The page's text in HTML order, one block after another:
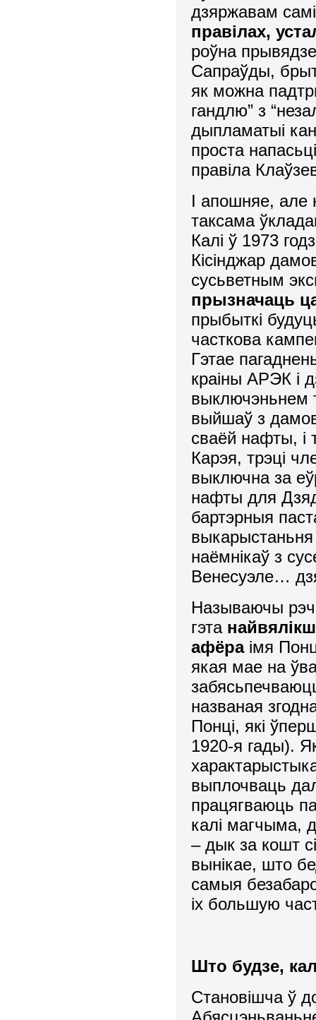
дзяржавам
правілах,
роўна
Сапраўды,
як можна
гандлю” з
дыпламатыі
проста
правіла
І апошняе,
таксама
Калі ў 1973
Кісінджар
сусьветным
прызначаць
прыбыткі
часткова
Гэтае
краіны АРЭК і
выключэньнем
выйшаў з
сваёй нафты, і
Карэя, трэці
выключна за
нафты для
бартэрныя
наёмнікаў з
Венесуэле…
Называючы
гэта
афёраімя
якая мае на
названая
Понці, які
1920-я гады).
выплочваць
працягваюць
калі магчыма,
– дык за кошт
вынікае, што
самыя
іх большую
Што будзе,
Становішча ў